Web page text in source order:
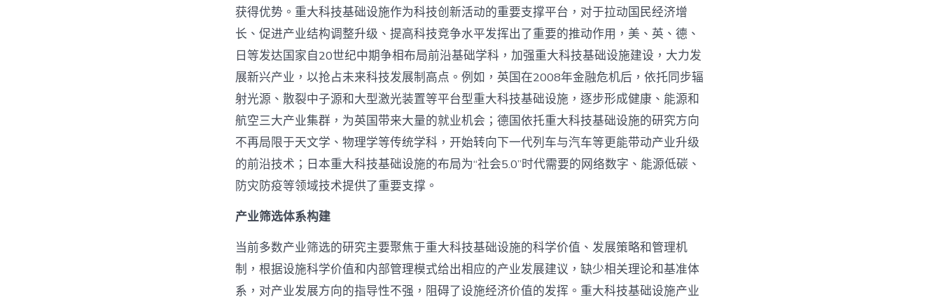
获得优势。重大科技基础设施作为科技创新活动的重要支撑平台，对于拉动国民经济增
长、促进产业结构调整升级、提高科技竞争水平发挥出了重要的推动作用，美、英、德、
日等发达国家自20世纪中期争相布局前沿基础学科，加强重大科技基础设施建设，大力发
展新兴产业，以抢占未来科技发展制高点。例如，英国在2008年金融危机后，依托同步辐
射光源、散裂中子源和大型激光装置等平台型重大科技基础设施，逐步形成健康、能源和
航空三大产业集群，为英国带来大量的就业机会；德国依托重大科技基础设施的研究方向
不再局限于天文学、物理学等传统学科，开始转向下一代列车与汽车等更能带动产业升级
的前沿技术；日本重大科技基础设施的布局为“社会5.0”时代需要的网络数字、能源低碳、
防灾防疫等领域技术提供了重要支撑。
产业筛选体系构建
当前多数产业筛选的研究主要聚焦于重大科技基础设施的科学价值、发展策略和管理机
制，根据设施科学价值和内部管理模式给出相应的产业发展建议，缺少相关理论和基准体
系，对产业发展方向的指导性不强，阻碍了设施经济价值的发挥。重大科技基础设施产业